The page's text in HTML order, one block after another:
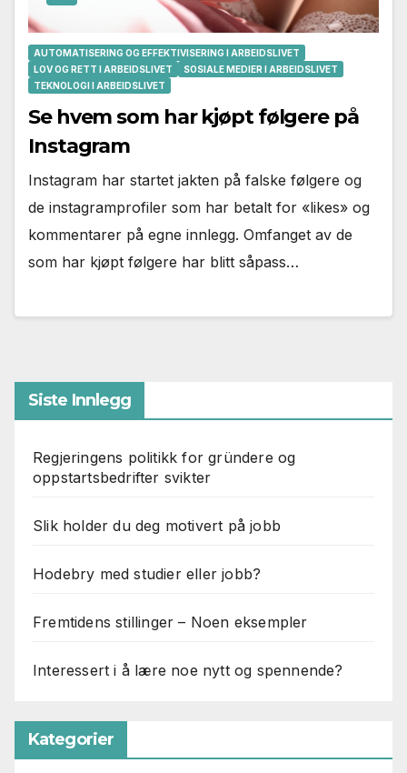
AUTOMATISERING OG EFFEKTIVISERING I ARBEIDSLIVET
LOV OG RETT I ARBEIDSLIVET
SOSIALE MEDIER I ARBEIDSLIVET
TEKNOLOGI I ARBEIDSLIVET
Se hvem som har kjøpt følgere på
Instagram
Instagram har startet jakten på falske følgere og
de instagramprofiler som har betalt for «likes» og
kommentarer på egne innlegg. Omfanget av de
som har kjøpt følgere har blitt såpass…
Siste Innlegg
Regjeringens politikk for gründere og
oppstartsbedrifter svikter
Slik holder du deg motivert på jobb
Hodebry med studier eller jobb?
Fremtidens stillinger – Noen eksempler
Interessert i å lære noe nytt og spennende?
Kategorier